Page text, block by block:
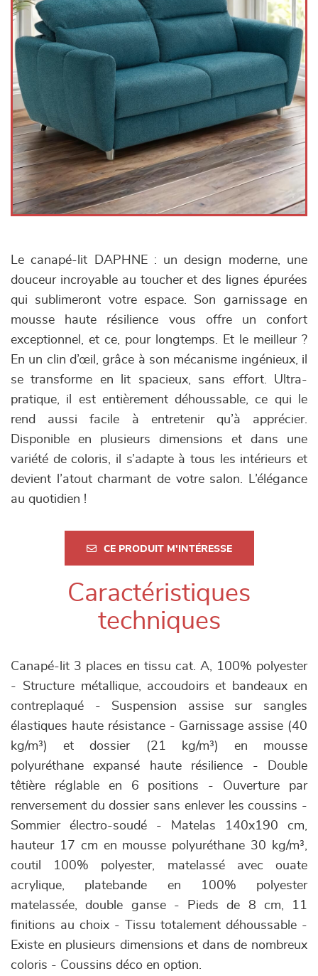
Le canapé-lit DAPHNE : un design moderne, une
douceur incroyable au toucher et des lignes épurées
qui sublimeront votre espace. Son garnissage en
mousse haute résilience vous offre un confort
exceptionnel, et ce, pour longtemps. Et le meilleur ?
En un clin d’œil, grâce à son mécanisme ingénieux, il
se transforme en lit spacieux, sans effort. Ultra-
pratique, il est entièrement déhoussable, ce qui le
rend aussi facile à entretenir qu’à apprécier.
Disponible en plusieurs dimensions et dans une
variété de coloris, il s’adapte à tous les intérieurs et
devient l’atout charmant de votre salon. L’élégance
au quotidien !
CE PRODUIT M'INTÉRESSE
Caractéristiques
techniques
Canapé-lit 3 places en tissu cat. A, 100% polyester
- Structure métallique, accoudoirs et bandeaux en
contreplaqué - Suspension assise sur sangles
élastiques haute résistance - Garnissage assise (40
kg/m³) et dossier (21 kg/m³) en mousse
polyuréthane expansé haute résilience - Double
têtière réglable en 6 positions - Ouverture par
renversement du dossier sans enlever les coussins -
Sommier électro-soudé - Matelas 140x190 cm,
hauteur 17 cm en mousse polyuréthane 30 kg/m³,
coutil 100% polyester, matelassé avec ouate
acrylique, platebande en 100% polyester
matelassée, double ganse - Pieds de 8 cm, 11
finitions au choix - Tissu totalement déhoussable -
Existe en plusieurs dimensions et dans de nombreux
coloris - Coussins déco en option.